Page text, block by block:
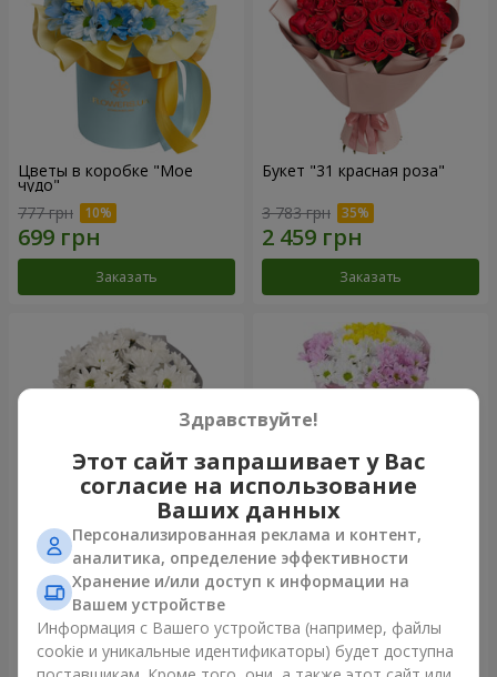
Цветы в коробке "Мое
чудо"
777 грн
Заказать
Букет "31 красная роза"
3 783 грн
Заказать
Букет "Киото" из 5 белых
хризантем
999 грн
Заказать
Букет "Времена года"
Заказать
Здравствуйте!
Этот сайт запрашивает у Вас
согласие на использование
Ваших данных
Персонализированная реклама и контент,
аналитика, определение эффективности
Хранение и/или доступ к информации на
Вашем устройстве
Информация с Вашего устройства (например, файлы
cookie и уникальные идентификаторы) будет доступна